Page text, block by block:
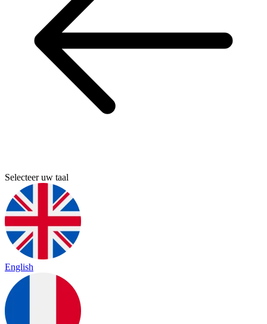
Selecteer uw taal
English